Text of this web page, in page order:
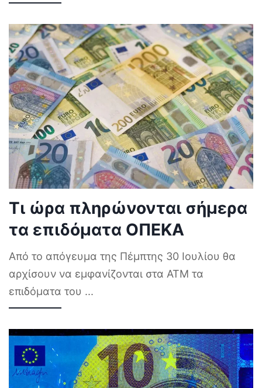
Τι ώρα πληρώνονται σήμερα
τα επιδόματα ΟΠΕΚΑ
Από το απόγευμα της Πέμπτης 30 Ιουλίου θα
αρχίσουν να εμφανίζονται στα ΑΤΜ τα
επιδόματα του ...